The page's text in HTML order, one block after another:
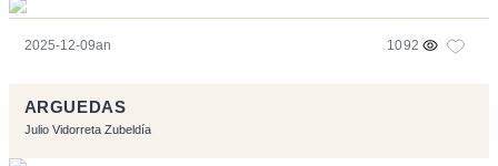
2025-12-09an 1092
ARGUEDAS
Julio Vidorreta Zubeldía